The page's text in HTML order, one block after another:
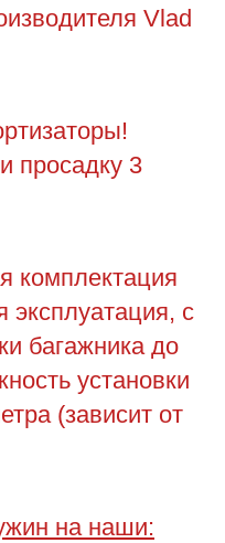
Vlad
просадку 3
комплектация
с
багажника до
установки
(зависит от
на наши: